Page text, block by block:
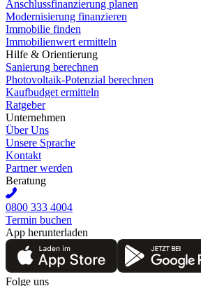
Anschlussfinanzierung planen
Modernisierung finanzieren
Immobilie finden
Immobilienwert ermitteln
Hilfe & Orientierung
Sanierung berechnen
Photovoltaik-Potenzial berechnen
Kaufbudget ermitteln
Ratgeber
Unternehmen
Über Uns
Unsere Sprache
Kontakt
Partner werden
Beratung
0800 333 4004
Termin buchen
App herunterladen
Folge uns